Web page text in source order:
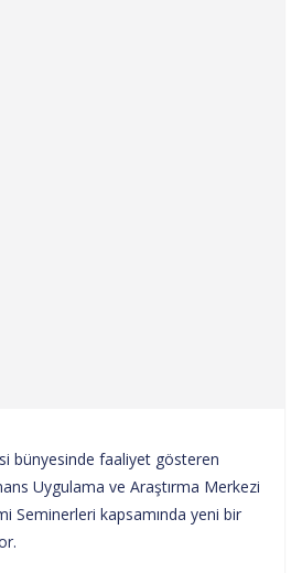
bünyesinde faaliyet gösteren
Uygulama ve Araştırma Merkezi
Seminerleri kapsamında yeni bir